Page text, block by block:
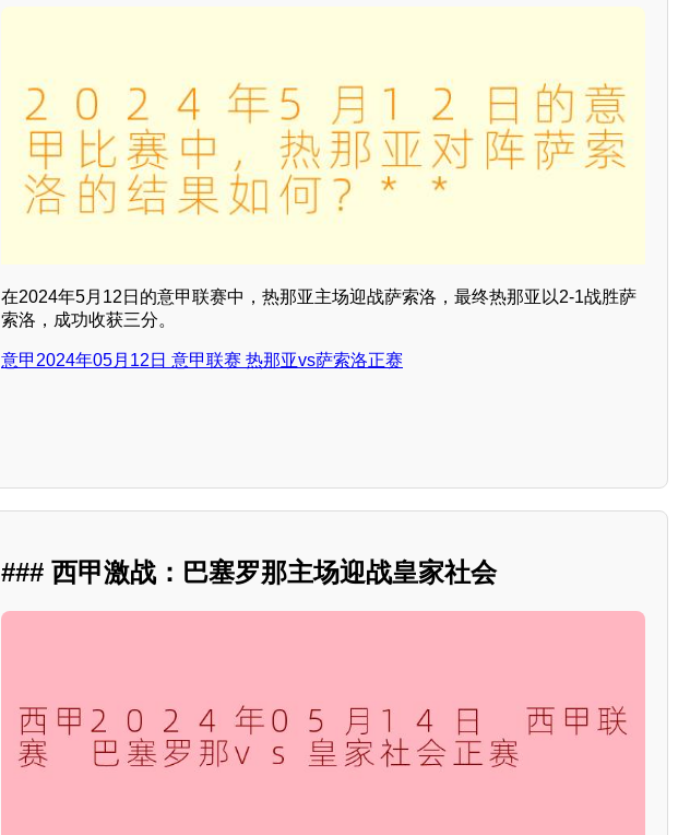
在2024年5月12日的意甲联赛中，热那亚主场迎战萨索洛，最终热那亚以2-1战胜萨
索洛，成功收获三分。
意甲2024年05月12日 意甲联赛 热那亚vs萨索洛正赛
### 西甲激战：巴塞罗那主场迎战皇家社会